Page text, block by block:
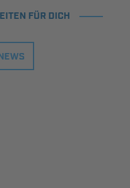
FÜR DICH